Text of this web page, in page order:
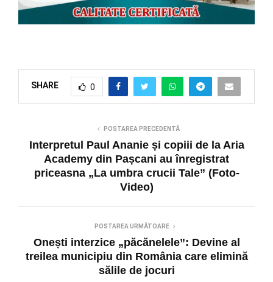
SHARE 0
POSTAREA PRECEDENTĂ
Interpretul Paul Ananie și copiii de la Aria
Academy din Pașcani au înregistrat
priceasna „La umbra crucii Tale” (Foto-
Video)
POSTAREA URMĂTOARE
Onești interzice „păcănelele”: Devine al
treilea municipiu din România care elimină
sălile de jocuri